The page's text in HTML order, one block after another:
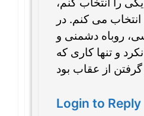
می کنم. در
روباه دشمنی و
و تنها کاری که
Login to Reply